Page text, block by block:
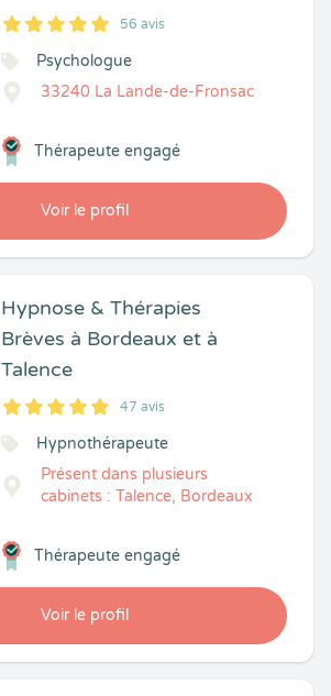
5
1
5
56 56 avis
Psychologue
33240 La Lande-de-Fronsac
Voir le profil
Thérapeute engagé
Hypnose & Thérapies
Brèves à Bordeaux et à
Talence
5
1
5
47 47 avis
Hypnothérapeute
Présent dans plusieurs
cabinets : Talence, Bordeaux
Voir le profil
Thérapeute engagé